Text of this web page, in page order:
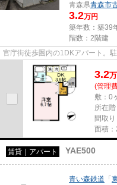
青森県青森市
3.2万円
築年数：築39
階数：2階建
官庁街徒歩圏内の1DKアパート。
3.2万
(管理
敷：0
所在
間取
面積
賃貸｜アパート YAE500
青い森鉄道 「